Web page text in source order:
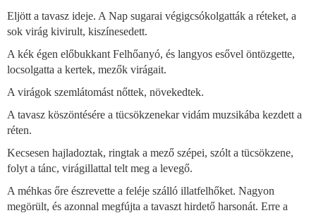
Eljött a tavasz ideje. A Nap sugarai végigcsókolgatták a réteket, a
sok virág kivirult, kiszínesedett.
A kék égen előbukkant Felhőanyó, és langyos esővel öntözgette,
locsolgatta a kertek, mezők virágait.
A virágok szemlátomást nőttek, növekedtek.
A tavasz köszöntésére a tücsökzenekar vidám muzsikába kezdett a
réten.
Kecsesen hajladoztak, ringtak a mező szépei, szólt a tücsökzene,
folyt a tánc, virágillattal telt meg a levegő.
A méhkas őre észrevette a feléje szálló illatfelhőket. Nagyon
megörült, és azonnal megfújta a tavaszt hirdető harsonát. Erre a